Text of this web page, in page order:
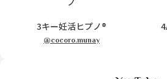
3キー妊活ヒプノ®
@cocoro.munay